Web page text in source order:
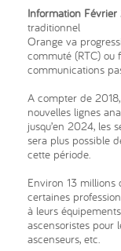
Information Février
traditionnel
Orange va
commuté (RTC) ou
communications
A compter de
nouvelles lignes
jusqu’en 2024, les
sera plus possible
cette période.
Environ 13 millions
certaines
à leurs
ascensoristes pour
ascenseurs, etc.